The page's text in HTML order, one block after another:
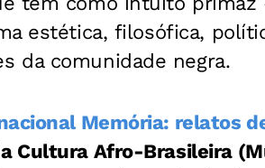
estética, filosófica,
da comunidade negra.
Memória: relatos
Cultura Afro-Brasileira